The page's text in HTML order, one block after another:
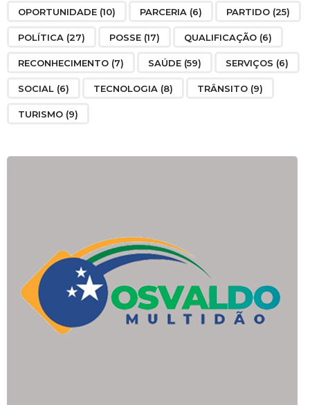
OPORTUNIDADE (10) PARCERIA (6) PARTIDO (25)
POLÍTICA (27) POSSE (17) QUALIFICAÇÃO (6)
RECONHECIMENTO (7) SAÚDE (59) SERVIÇOS (6)
SOCIAL (6) TECNOLOGIA (8) TRÂNSITO (9)
TURISMO (9)